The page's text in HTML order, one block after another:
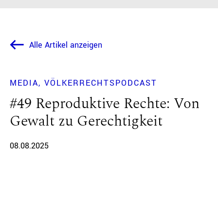
Alle Artikel anzeigen
MEDIA VÖLKERRECHTSPODCAST
#49 Reproduktive Rechte: Von
Gewalt zu Gerechtigkeit
08.08.2025